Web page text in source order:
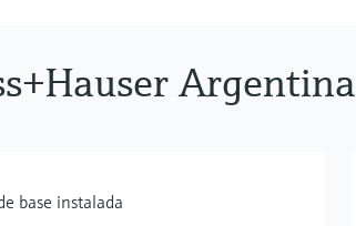
Argentina
base instalada